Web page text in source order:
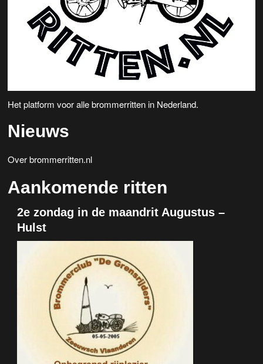
Het platform voor alle brommerritten in Nederland.
Nieuws
Over brommerritten.nl
Aankomende ritten
2e zondag in de maandrit Augustus –
Hulst